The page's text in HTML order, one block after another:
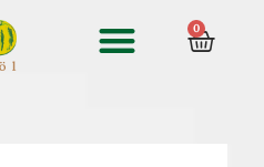
0